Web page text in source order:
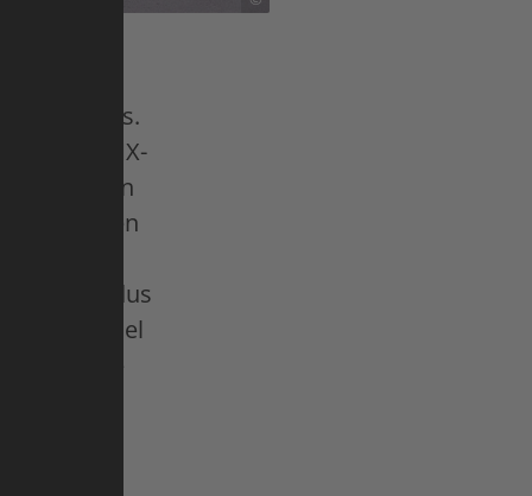
Engels.
een BMX-
hij trucs en
hellingen
tieners, dus
door middel